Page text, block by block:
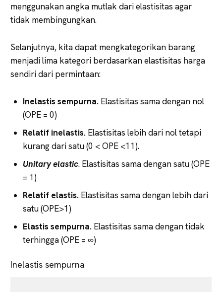
menggunakan angka mutlak dari elastisitas agar
tidak membingungkan.
Selanjutnya, kita dapat mengkategorikan barang
menjadi lima kategori berdasarkan elastisitas harga
sendiri dari permintaan:
Inelastis sempurna. Elastisitas sama dengan nol
(OPE = 0)
Relatif inelastis. Elastisitas lebih dari nol tetapi
kurang dari satu (0 < OPE <11).
Unitaryelastic. Elastisitas sama dengan satu (OPE
= 1)
Relatif elastis. Elastisitas sama dengan lebih dari
satu (OPE>1)
Elastis sempurna. Elastisitas sama dengan tidak
terhingga (OPE = ∞)
Inelastis sempurna